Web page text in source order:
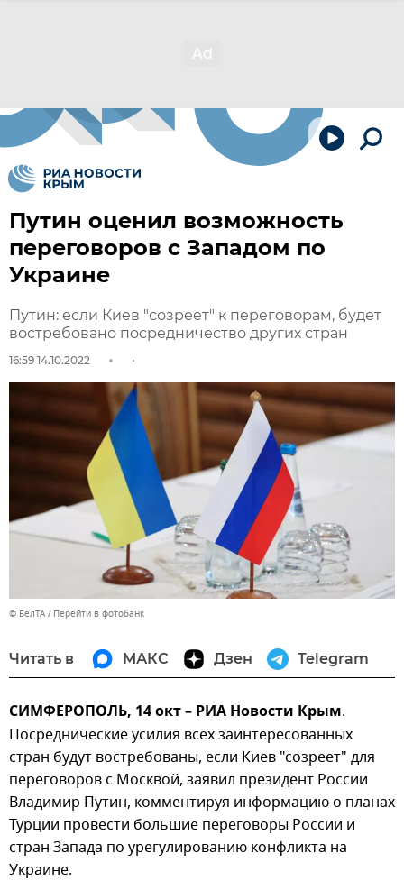
Путин оценил возможность
переговоров с Западом по
Украине
Путин: если Киев "созреет" к переговорам, будет
востребовано посредничество других стран
16:59 14.10.2022
© БелТА Перейти в фотобанк
Читать в МАКС Дзен Telegram
СИМФЕРОПОЛЬ, 14 окт – РИА Новости Крым.
Посреднические усилия всех заинтересованных
стран будут востребованы, если Киев "созреет" для
переговоров с Москвой, заявил президент России
Владимир Путин, комментируя информацию о планах
Турции провести большие переговоры России и
стран Запада по урегулированию конфликта на
Украине.